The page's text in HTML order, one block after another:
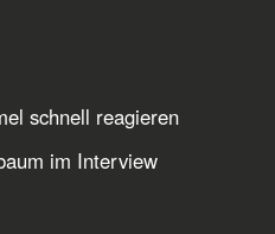
schnell reagieren
im Interview